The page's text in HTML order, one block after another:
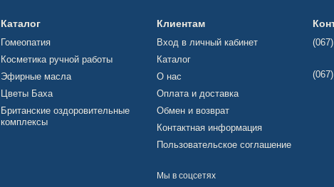
Каталог
Гомеопатия
Косметика ручной работы
Эфирные масла
Цветы Баха
Британские оздоровительные
комплексы
Клиентам
Вход в личный кабинет
Каталог
О нас
Оплата и доставка
Обмен и возврат
Контактная информация
Пользовательское соглашение
Мы в соцсетях